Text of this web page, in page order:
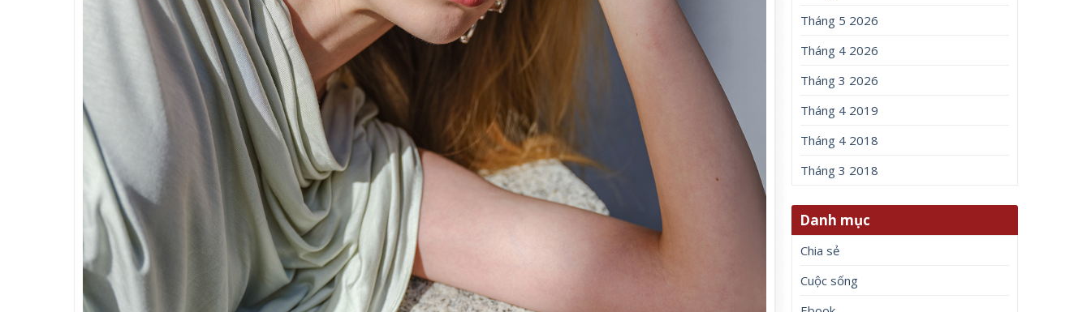
Tháng 5 2026
Tháng 4 2026
Tháng 3 2026
Tháng 4 2019
Tháng 4 2018
Tháng 3 2018
Danh mục
Chia sẻ
Cuộc sống